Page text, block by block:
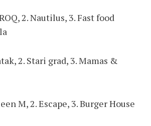
2. Nautilus, 3. Fast food
2. Stari grad, 3. Mamas &
M, 2. Escape, 3. Burger House